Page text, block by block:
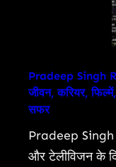
Pradeep Singh
जीवन, करियर,
सफर
Pradeep Singh
और टेलीविजन के